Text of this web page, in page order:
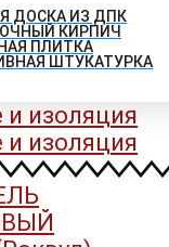
ДОСКА ИЗ ДПК
КИРПИЧ
ПЛИТКА
ШТУКАТУРКА
и изоляция
и изоляция